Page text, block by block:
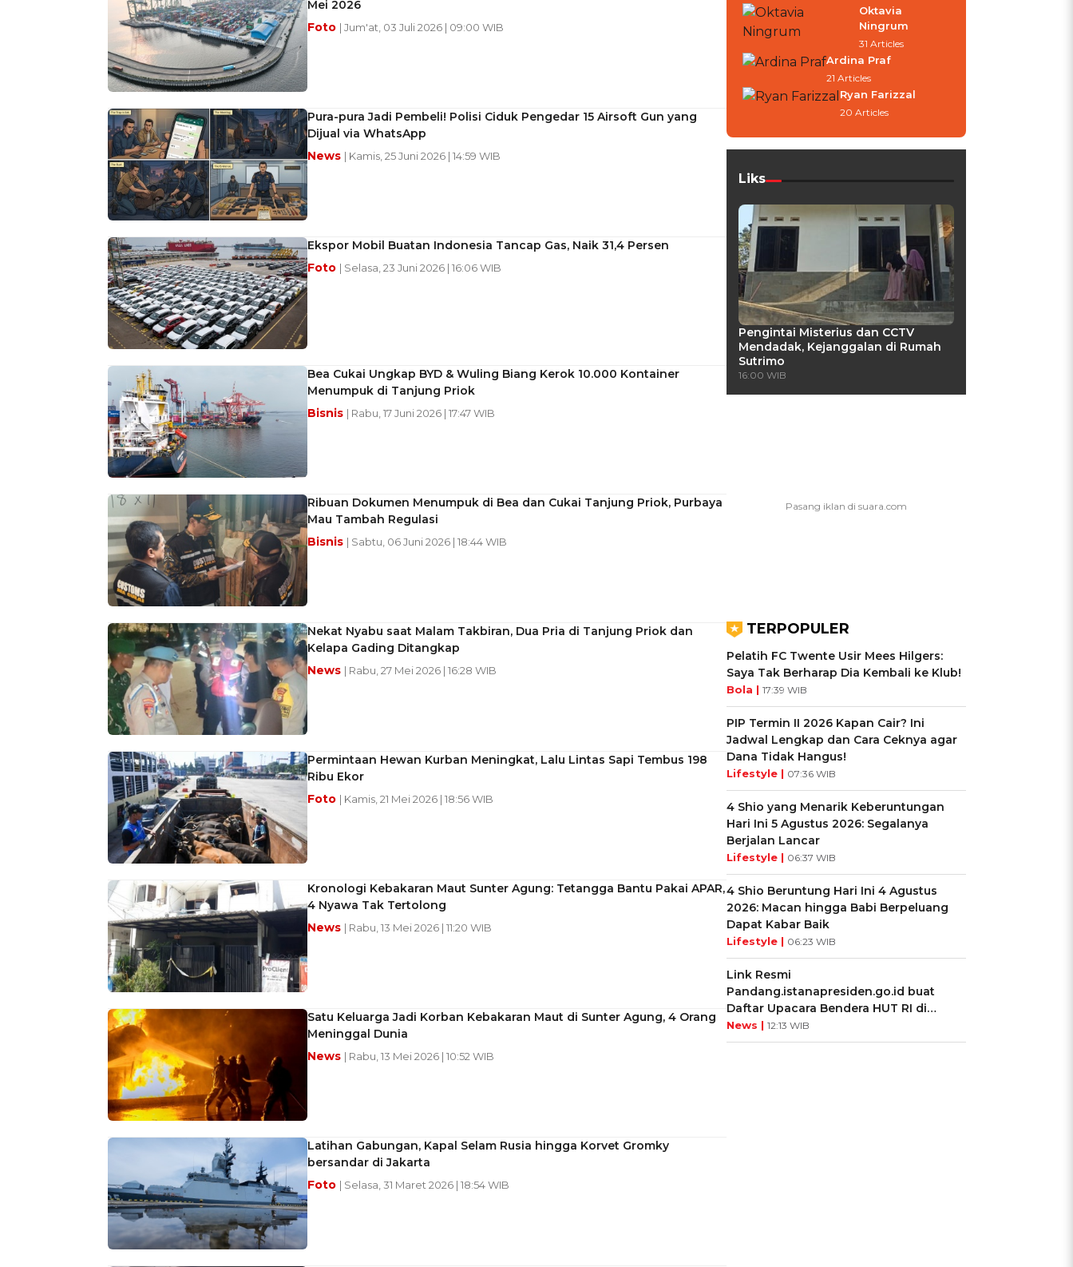
Mei 2026
Foto | Jum'at, 03 Juli 2026 | 09:00 WIB
Pura-pura Jadi Pembeli! Polisi Ciduk Pengedar 15 Airsoft Gun yang
Dijual via WhatsApp
News | Kamis, 25 Juni 2026 | 14:59 WIB
Ekspor Mobil Buatan Indonesia Tancap Gas, Naik 31,4 Persen
Foto | Selasa, 23 Juni 2026 | 16:06 WIB
Bea Cukai Ungkap BYD & Wuling Biang Kerok 10.000 Kontainer
Menumpuk di Tanjung Priok
Bisnis | Rabu, 17 Juni 2026 | 17:47 WIB
Ribuan Dokumen Menumpuk di Bea dan Cukai Tanjung Priok, Purbaya
Mau Tambah Regulasi
Bisnis | Sabtu, 06 Juni 2026 | 18:44 WIB
Nekat Nyabu saat Malam Takbiran, Dua Pria di Tanjung Priok dan
Kelapa Gading Ditangkap
News | Rabu, 27 Mei 2026 | 16:28 WIB
Permintaan Hewan Kurban Meningkat, Lalu Lintas Sapi Tembus 198
Ribu Ekor
Foto | Kamis, 21 Mei 2026 | 18:56 WIB
Kronologi Kebakaran Maut Sunter Agung: Tetangga Bantu Pakai APAR,
4 Nyawa Tak Tertolong
News | Rabu, 13 Mei 2026 | 11:20 WIB
Satu Keluarga Jadi Korban Kebakaran Maut di Sunter Agung, 4 Orang
Meninggal Dunia
News | Rabu, 13 Mei 2026 | 10:52 WIB
Latihan Gabungan, Kapal Selam Rusia hingga Korvet Gromky
bersandar di Jakarta
Foto | Selasa, 31 Maret 2026 | 18:54 WIB
Oktavia
Ningrum
31 Articles
Ardina Praf
21 Articles
Ryan Farizzal
20 Articles
Liks
Pengintai Misterius dan CCTV
Mendadak, Kejanggalan di Rumah
Sutrimo
16:00 WIB
TERPOPULER
Pelatih FC Twente Usir Mees Hilgers:
Saya Tak Berharap Dia Kembali ke Klub!
Bola | 17:39 WIB
PIP Termin II 2026 Kapan Cair? Ini
Jadwal Lengkap dan Cara Ceknya agar
Dana Tidak Hangus!
Lifestyle | 07:36 WIB
4 Shio yang Menarik Keberuntungan
Hari Ini 5 Agustus 2026: Segalanya
Berjalan Lancar
Lifestyle | 06:37 WIB
4 Shio Beruntung Hari Ini 4 Agustus
2026: Macan hingga Babi Berpeluang
Dapat Kabar Baik
Lifestyle | 06:23 WIB
Link Resmi
Pandang.istanapresiden.go.id buat
Daftar Upacara Bendera HUT RI di
Istana Negara
News | 12:13 WIB